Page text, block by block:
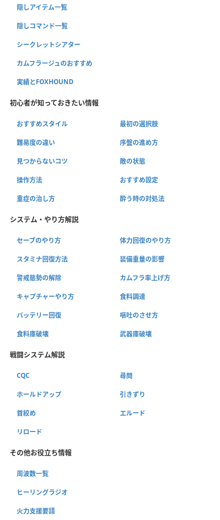
隠しアイテム一覧
隠しコマンド一覧
シークレットシアター
カムフラージュのおすすめ
実績とFOXHOUND
初心者が知っておきたい情報
おすすめスタイル 最初の選択肢
難易度の違い 序盤の進め方
見つからないコツ 敵の状態
操作方法 おすすめ設定
重症の治し方 酔う時の対処法
システム・やり方解説
セーブのやり方 体力回復のやり方
スタミナ回復方法 装備重量の影響
警戒態勢の解除 カムフラ率上げ方
キャプチャーやり方 食料調達
バッテリー回復 嘔吐のさせ方
食料庫破壊 武器庫破壊
戦闘システム解説
CQC 尋問
ホールドアップ 引きずり
首絞め エルード
リロード
その他お役立ち情報
周波数一覧
ヒーリングラジオ
火力支援要請